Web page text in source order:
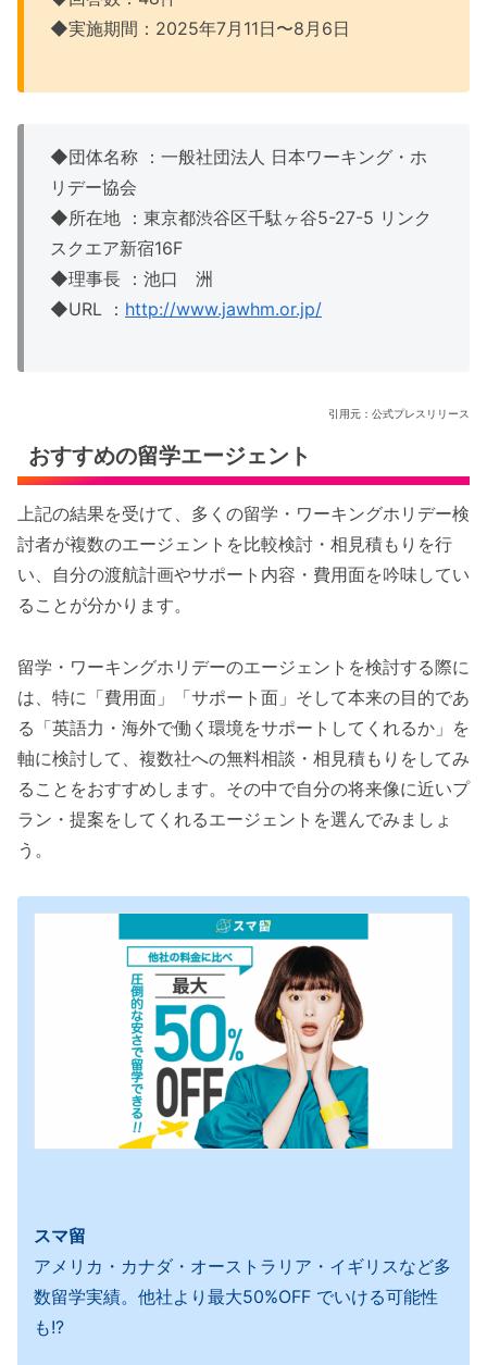
◆実施期間：2025年7月11日〜8月6日
◆団体名称 ：一般社団法人 日本ワーキング・ホ
リデー協会
◆所在地 ：東京都渋谷区千駄ヶ谷5-27-5 リンク
スクエア新宿16F
◆理事長 ：池口 洲
◆URL ： http://www.jawhm.or.jp/
引用元：公式プレスリリース
おすすめの留学エージェント
上記の結果を受けて、多くの留学・ワーキングホリデー検
討者が複数のエージェントを比較検討・相見積もりを行
い、自分の渡航計画やサポート内容・費用面を吟味してい
ることが分かります。
留学・ワーキングホリデーのエージェントを検討する際に
は、特に「費用面」「サポート面」そして本来の目的であ
る「英語力・海外で働く環境をサポートしてくれるか」を
軸に検討して、複数社への無料相談・相見積もりをしてみ
ることをおすすめします。その中で自分の将来像に近いプ
ラン・提案をしてくれるエージェントを選んでみましょ
う。
スマ留
アメリカ・カナダ・オーストラリア・イギリスなど多
数留学実績。他社より最大50%OFF でいける可能性
も!?